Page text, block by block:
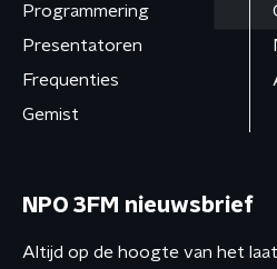
Programmering
Presentatoren
Frequenties
Gemist
NPO 3FM nieuwsbrief
Altijd op de hoogte van het